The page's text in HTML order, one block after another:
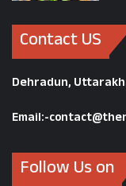
Contact US
Dehradun,
Email:-
Follow Us on